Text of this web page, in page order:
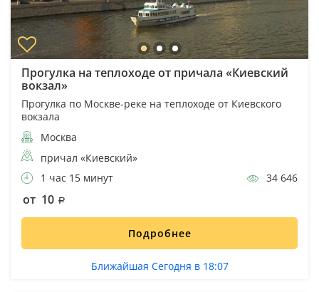
Прогулка на теплоходе от причала «Киевский
вокзал»
Прогулка по Москве-реке на теплоходе от Киевского
вокзала
Москва
причал «Киевский»
1 час 15 минут
34 646
от 10
Подробнее
Ближайшая Сегодня в 18:07